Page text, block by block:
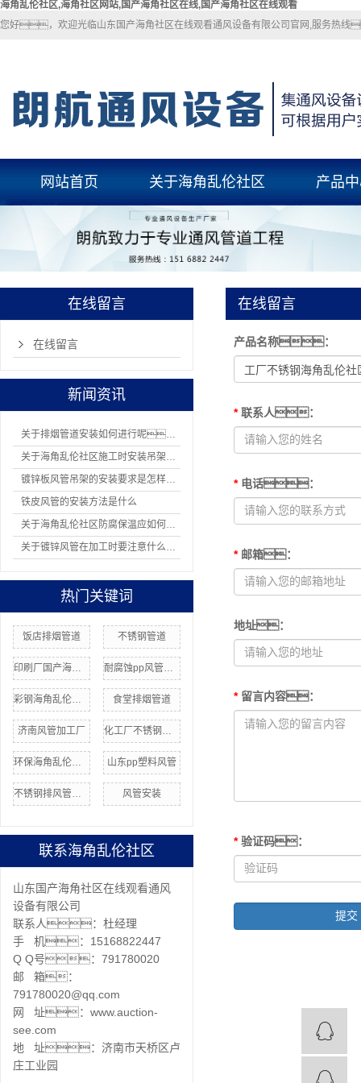
海角乱伦社区,海角社区网站,国产海角社区在线,国产海角社区在线观看
您好，欢迎光临山东国产海角社区在线观看通风设备有限公司官网,服务热
网站首页 关于海角乱伦社区
关于海角乱伦社区
产品
pp风管
在线留言
在线留言
新闻资讯
关于排烟管道安装如何进行呢？
关于海角乱伦社区施工时安装吊架有哪8项规定
镀锌板风管吊架的安装要求是怎样的？
铁皮风管的安装方法是什么
关于海角乱伦社区防腐保温应如何操作
关于镀锌风管在加工时要注意什么问题
热门关键词
饭店排烟管道 不锈钢管道
食堂排烟管道
济南风管加工厂
山东pp塑料风管
风管安装
联系海角乱伦社区
山东国产海角社区在线观看通风
设备有限公司
联系人：杜经理
手 机：15168822447
Q Q号：791780020
邮 箱：
791780020@qq.com
网 址：www.auction-
see.com
地 址：济南市天桥区卢
庄工业园
在线留言
产品名称：
* 联系人：
* 电话：
* 邮箱：
地址：
* 留言内容：
* 验证码：